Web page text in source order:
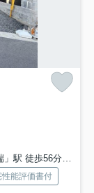
」駅 徒歩56分
性能評価書付